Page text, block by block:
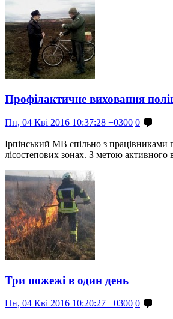
Профілактичне виховання
Пн, 04 Кві 2016 10:37:28 +0300 0
Ірпінський МВ спільно з працівниками
лісостепових зонах. З метою активного
Три пожежі в один день
Пн, 04 Кві 2016 10:20:27 +0300 0